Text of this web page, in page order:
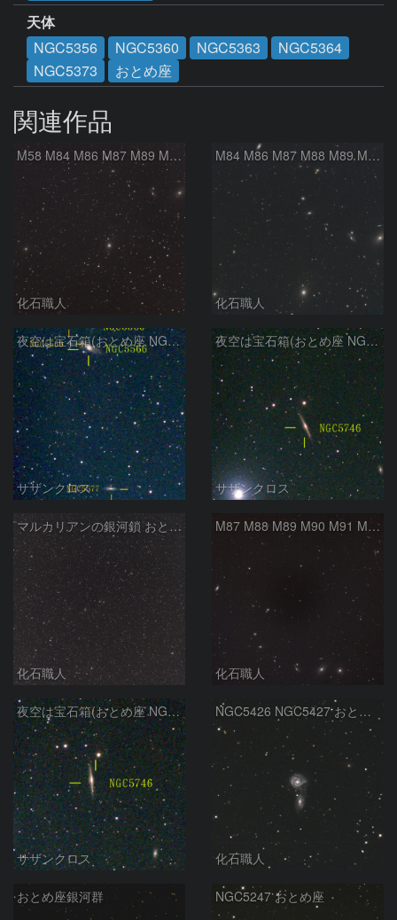
天体
NGC5356
NGC5360 NGC5363
NGC5364
NGC5373
おとめ座
関連作品
M58 M84 M86 M87 M89 M90 マルカリアンの銀河鎖 おとめ座 かみのけ座
化石職人
M84 M86 M87 M88 M89 M90 M91 マルカリアンの銀河鎖 おとめ座 かみのけ座
化石職人
夜空は宝石箱(おとめ座 NGC5566) Seestar50
サザンクロス
夜空は宝石箱(おとめ座 NGC5746) Seestar50
サザンクロス
マルカリアンの銀河鎖 おとめ座・ かみのけ座の銀河
化石職人
M87 M88 M89 M90 M91 M100 マルカリアンの銀河鎖 おとめ座 かみのけ座
化石職人
夜空は宝石箱(おとめ座 NGC5746) Seestar50
サザンクロス
NGC5426 NGC5427 おとめ座
化石職人
おとめ座銀河群 NGC5247 おとめ座